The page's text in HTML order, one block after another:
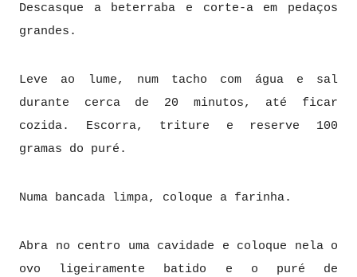
Descasque a beterraba e corte-a em pedaços
grandes.
Leve ao lume, num tacho com água e sal
durante cerca de 20 minutos, até ficar
cozida. Escorra, triture e reserve 100
gramas do puré.
Numa bancada limpa, coloque a farinha.
Abra no centro uma cavidade e coloque nela o
ovo ligeiramente batido e o puré de